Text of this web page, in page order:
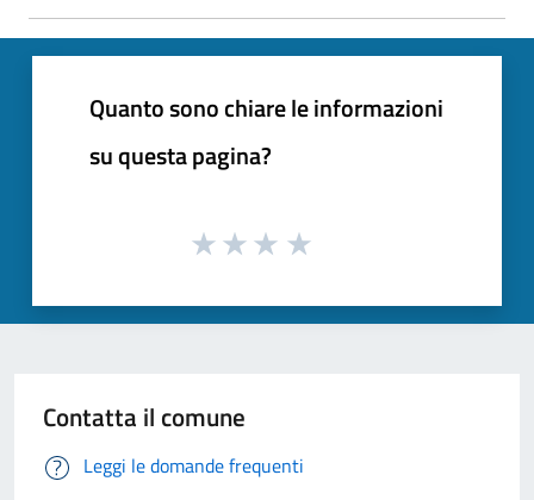
Quanto sono chiare le informazioni
su questa pagina?
Contatta il comune
Leggi le domande frequenti